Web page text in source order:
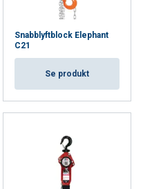
Snabblyftblock Elephant
C21
Se produkt